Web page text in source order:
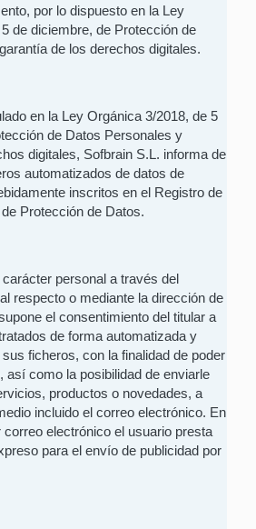
por lo dispuesto en la Ley
de diciembre, de Protección de
de los derechos digitales.
en la Ley Orgánica 3/2018, de 5
de Datos Personales y
digitales, Sofbrain S.L. informa de
automatizados de datos de
inscritos en el Registro de
Protección de Datos.
personal a través del
respecto o mediante la dirección de
el consentimiento del titular a
de forma automatizada y
ficheros, con la finalidad de poder
así como la posibilidad de enviarle
productos o novedades, a
incluido el correo electrónico. En
electrónico el usuario presta
para el envío de publicidad por